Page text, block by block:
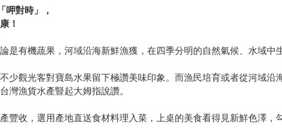
呷對時」，
！
是有機蔬果，河域沿海新鮮漁獲，在四季分明的自然氣候、水域中
少觀光客對寶島水果留下極讚美味印象。而漁民培育或者從河域
灣漁貨水產豎起大姆指說讚。
豐收，選用產地直送食材料理入菜，上桌的美食看得見新鮮色澤，